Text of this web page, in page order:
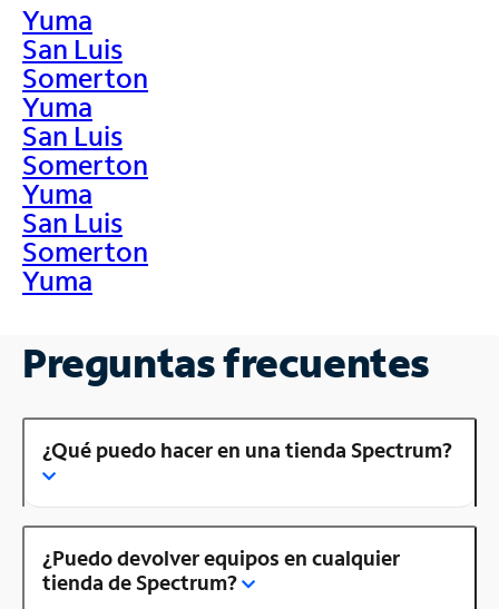
Yuma
San Luis
Somerton
Yuma
San Luis
Somerton
Yuma
San Luis
Somerton
Yuma
Preguntas frecuentes
¿Qué puedo hacer en una tienda Spectrum?
¿Puedo devolver equipos en cualquier
tienda de Spectrum?